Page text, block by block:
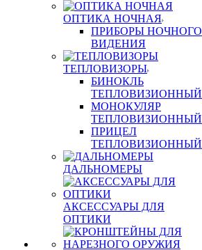
ОПТИКА НОЧНАЯ
ПРИБОРЫ НОЧНОГО
ВИДЕНИЯ
ТЕПЛОВИЗОРЫ
БИНОКЛЬ
ТЕПЛОВИЗИОННЫЙ
МОНОКУЛЯР
ТЕПЛОВИЗИОННЫЙ
ПРИЦЕЛ
ТЕПЛОВИЗИОННЫЙ
ДАЛЬНОМЕРЫ
АКСЕССУАРЫ ДЛЯ
ОПТИКИ